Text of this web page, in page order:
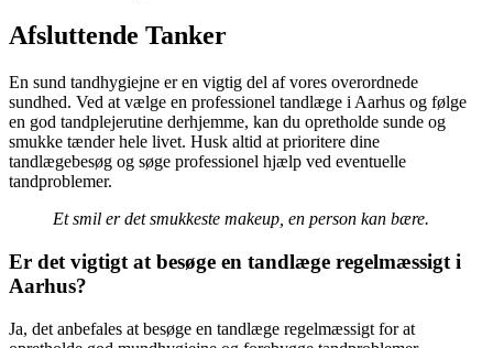
Afsluttende Tanker
En sund tandhygiejne er en vigtig del af vores overordnede
sundhed. Ved at vælge en professionel tandlæge i Aarhus og følge
en god tandplejerutine derhjemme, kan du opretholde sunde og
smukke tænder hele livet. Husk altid at prioritere dine
tandlægebesøg og søge professionel hjælp ved eventuelle
tandproblemer.
Et smil er det smukkeste makeup, en person kan bære.
Er det vigtigt at besøge en tandlæge regelmæssigt i
Aarhus?
Ja, det anbefales at besøge en tandlæge regelmæssigt for at